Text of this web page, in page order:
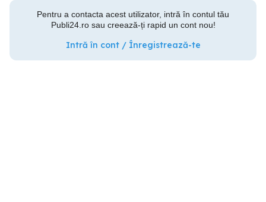
Pentru a contacta acest utilizator, intră în contul tău
Publi24.ro sau creează-ți rapid un cont nou!
Intră în cont / Înregistrează-te